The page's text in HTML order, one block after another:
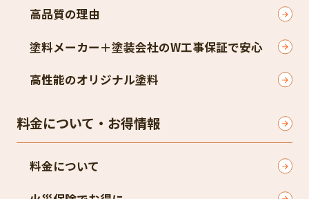
高品質の理由
塗料メーカー＋塗装会社のW工事保証で安心
高性能のオリジナル塗料
料金について・お得情報
料金について